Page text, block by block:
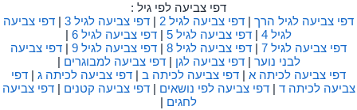
דפי צביעה לפי גיל :
דפי צביעה לגיל הרך | דפי צביעה לגיל 2 | דפי צביעה לגיל 3 | דפי צביעה
לגיל 4
| דפי צביעה לגיל 5 | דפי צביעה לגיל 6
|
דפי צביעה לגיל 7
| דפי צביעה לגיל 8 | דפי צביעה לגיל 9 | דפי צביעה
לבני נוער |דפי צביעה לגן |דפי צביעה למבוגרים |
דפי צביעה לכיתה א | דפי צביעה לכיתה ב | דפי צביעה לכיתה ג | דפי
צביעה לכיתה ד |דפי צביעה לפי נושאים |דפי צביעה קטנים |דפי צביעה
לחגים |